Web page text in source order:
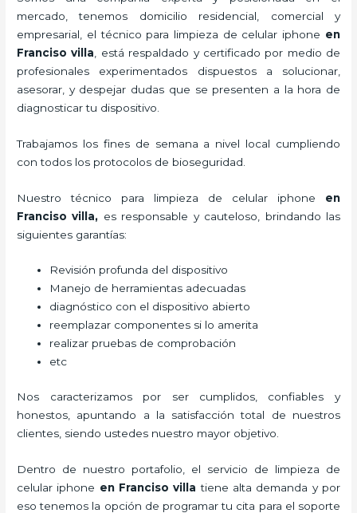
mercado, tenemos domicilio residencial, comercial y
empresarial, el técnico para limpieza de celular iphone en
Franciso villa , está respaldado y certificado por medio de
profesionales experimentados dispuestos a solucionar,
asesorar, y despejar dudas que se presenten a la hora de
diagnosticar tu dispositivo.
Trabajamos los fines de semana a nivel local cumpliendo
con todos los protocolos de bioseguridad.
Nuestro técnico para limpieza de celular iphone en
Franciso villa, es responsable y cauteloso, brindando las
siguientes garantías:
Revisión profunda del dispositivo
Manejo de herramientas adecuadas
diagnóstico con el dispositivo abierto
reemplazar componentes si lo amerita
realizar pruebas de comprobación
etc
Nos caracterizamos por ser cumplidos, confiables y
honestos, apuntando a la satisfacción total de nuestros
clientes, siendo ustedes nuestro mayor objetivo.
Dentro de nuestro portafolio, el servicio de limpieza de
celular iphone en Franciso villa tiene alta demanda y por
eso tenemos la opción de programar tu cita para el soporte